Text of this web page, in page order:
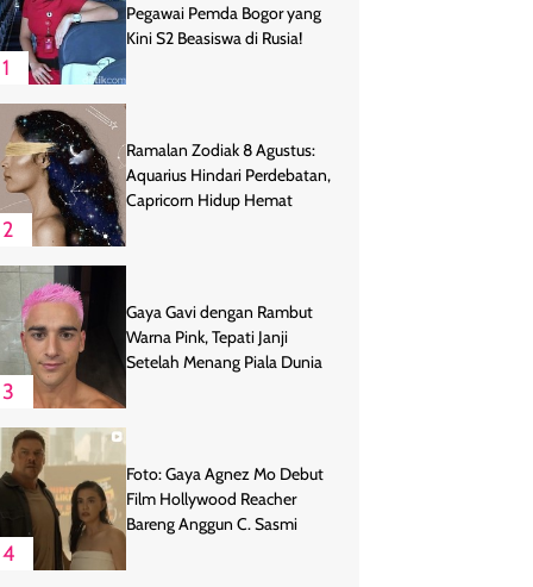
1
Pegawai Pemda Bogor yang
Kini S2 Beasiswa di Rusia!
2
Ramalan Zodiak 8 Agustus:
Aquarius Hindari Perdebatan,
Capricorn Hidup Hemat
3
Gaya Gavi dengan Rambut
Warna Pink, Tepati Janji
Setelah Menang Piala Dunia
4
Foto: Gaya Agnez Mo Debut
Film Hollywood Reacher
Bareng Anggun C. Sasmi